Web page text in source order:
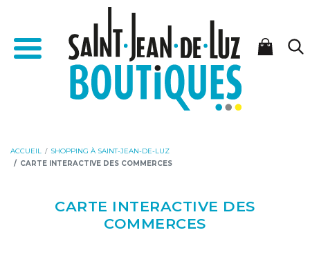
contenu
Menu
Accueil - Saint-Jean-de-Luz Boutiques
ACCUEIL
SHOPPING À SAINT-JEAN-DE-LUZ
CARTE INTERACTIVE DES COMMERCES
CARTE INTERACTIVE DES
COMMERCES